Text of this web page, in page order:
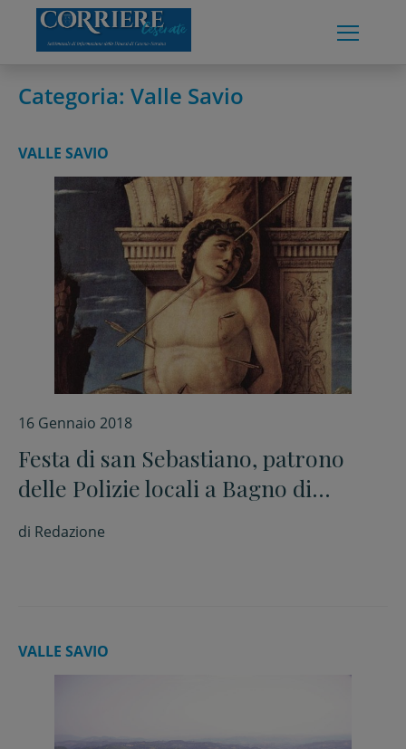
content
Categoria: Valle Savio
VALLE SAVIO
16 Gennaio 2018
Festa di san Sebastiano, patrono
delle Polizie locali a Bagno di
Romagna
di Redazione
VALLE SAVIO